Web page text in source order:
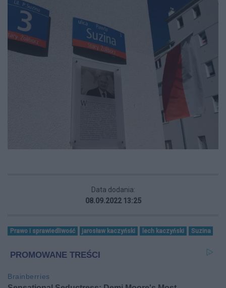
Data dodania:
08.09.2022 13:25
Prawo i sprawiedliwość jarosław kaczyński lech kaczyński Suzina